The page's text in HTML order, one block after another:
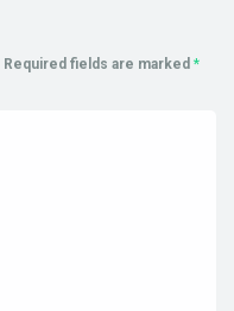
Required fields are marked *